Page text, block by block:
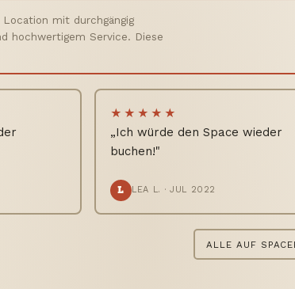
mit durchgängig
hochwertigem Service. Diese
★★★★★
„Ich würde den Space wieder
buchen!"
L LEA L. · JUL 2022
ALLE AUF